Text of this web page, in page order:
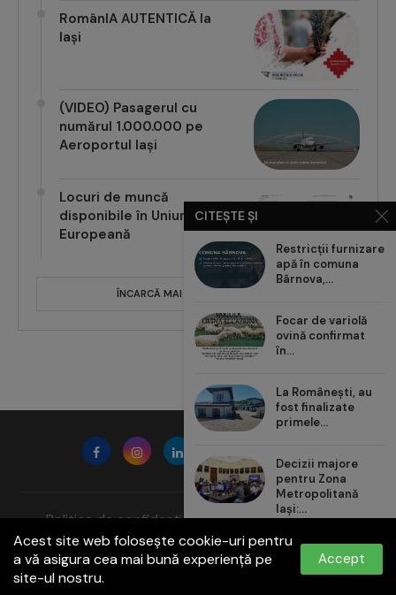
RomânIA AUTENTICĂ la
Iași
(VIDEO) Pasagerul cu
numărul 1.000.000 pe
Aeroportul Iași
Locuri de muncă
disponibile în Uniunea
Europeană
ÎNCARCĂ MAI MULTE POSTĂRI
Politica de confidențialitate Termeni și condiții
Contact:office@paginadeiasi.ro
©2023Pagina de İași - Toate drepturile rezervate
Acest site web folosește cookie-uri pentru
a vă asigura cea mai bună experiență pe
site-ul nostru.
Accept
CITEȘTE ȘI
Restricții furnizare
apă în comuna
Bârnova,...
Focar de variolă
ovină confirmat
în...
La Românești, au
fost finalizate
primele...
Decizii majore
pentru Zona
Metropolitană
Iași:...
Carrefour România
aduce noul val de...